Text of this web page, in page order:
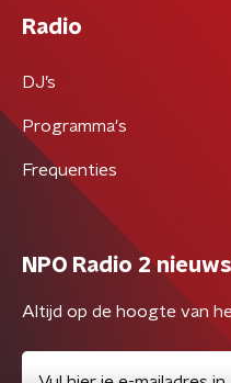
Radio
DJ’s
Programma's
Frequenties
NPO Radio 2
Altijd op de hoogte van